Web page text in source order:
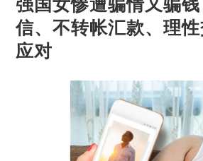
信、不转帐汇款、理
应对